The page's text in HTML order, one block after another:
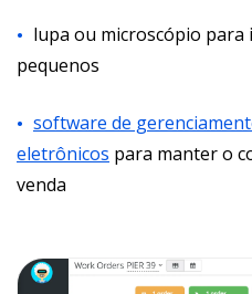
lupa ou microscópio
pequenos
software de
eletrônicos para manter o
venda